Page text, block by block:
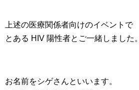
上述の医療関係者向けのイベントで
とある HIV 陽性者とご一緒しました。
お名前をシゲさんといいます。